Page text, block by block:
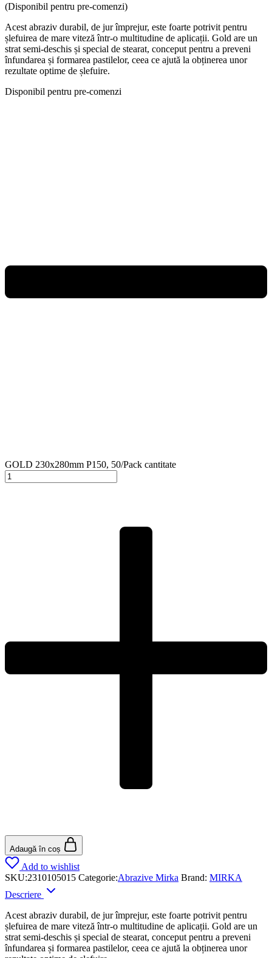
(Disponibil pentru pre-comenzi)
Acest abraziv durabil, de jur împrejur, este foarte potrivit pentru
șlefuirea de mare viteză într-o multitudine de aplicații. Gold are un
strat semi-deschis și special de stearat, conceput pentru a preveni
înfundarea și formarea pastilelor, ceea ce ajută la obținerea unor
rezultate optime de șlefuire.
Disponibil pentru pre-comenzi
GOLD 230x280mm P150, 50/Pack cantitate
Adaugă în coș
Add to wishlist
SKU:2310105015 Categorie:Abrazive Mirka Brand: MIRKA
Descriere
Acest abraziv durabil, de jur împrejur, este foarte potrivit pentru
șlefuirea de mare viteză într-o multitudine de aplicații. Gold are un
strat semi-deschis și special de stearat, conceput pentru a preveni
înfundarea și formarea pastilelor, ceea ce ajută la obținerea unor